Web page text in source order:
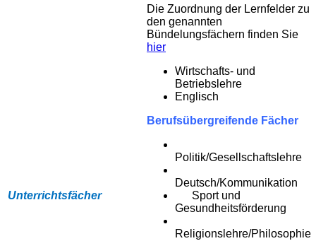
Unterrichtsfächer
Die Zuordnung der Lernfelder zu
den genannten
Bündelungsfächern finden Sie
hier
Wirtschafts- und
Betriebslehre
Englisch
Berufsübergreifende Fächer
Politik/Gesellschaftslehre
Deutsch/Kommunikation
Sport und
Gesundheitsförderung
Religionslehre/Philosophie